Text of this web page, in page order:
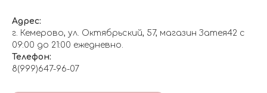
Адрес:
г. Кемерово, ул. Октябрьский, 57, магазин Затея42 с
09:00 до 21:00 ежедневно.
Телефон:
8(999)647-96-07